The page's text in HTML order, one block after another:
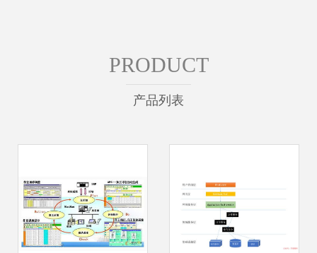
PRODUCT
产品列表